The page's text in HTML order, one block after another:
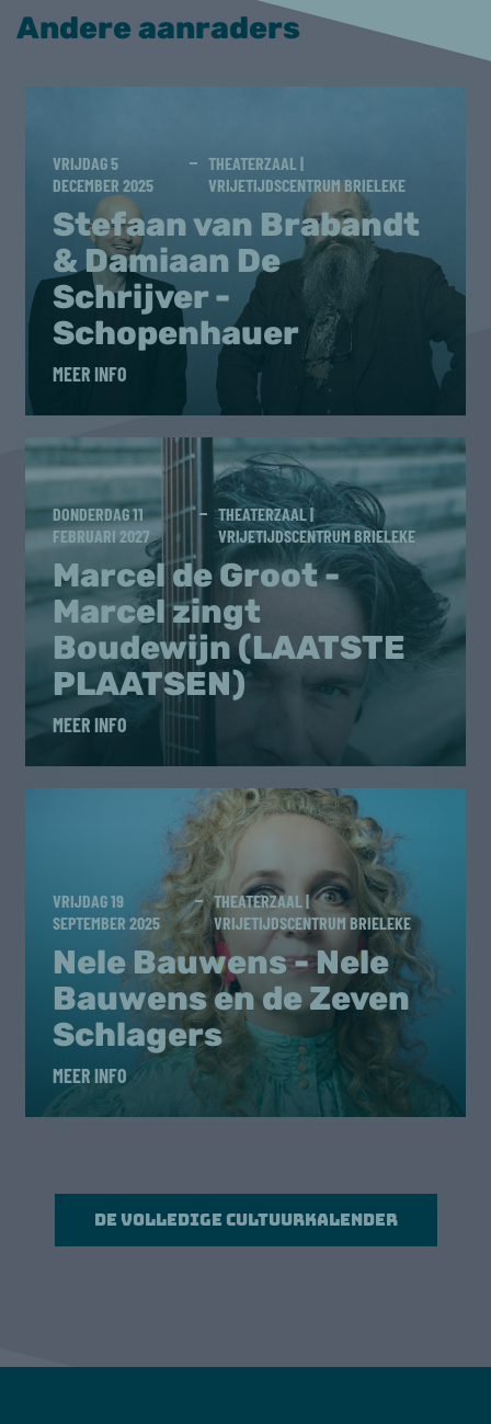
Andere aanraders
VRIJDAG 5
DECEMBER 2025
THEATERZAAL |
VRIJETIJDSCENTRUM BRIELEKE
Stefaan van Brabandt
& Damiaan De
Schrijver -
Schopenhauer
MEER INFO
DONDERDAG 11
FEBRUARI 2027
THEATERZAAL |
VRIJETIJDSCENTRUM BRIELEKE
Marcel de Groot -
Marcel zingt
Boudewijn (LAATSTE
PLAATSEN)
MEER INFO
VRIJDAG 19
SEPTEMBER 2025
THEATERZAAL |
VRIJETIJDSCENTRUM BRIELEKE
Nele Bauwens - Nele
Bauwens en de Zeven
Schlagers
MEER INFO
De volledige cultuurkalender